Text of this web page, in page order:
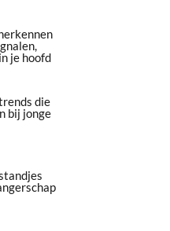
je hoofd
die
bij jonge